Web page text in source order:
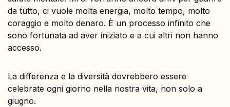
da tutto, ci vuole molta energia, molto tempo, molto
coraggio e molto denaro. È un processo infinito che
sono fortunata ad aver iniziato e a cui altri non hanno
accesso.
La differenza e la diversità dovrebbero essere
celebrate ogni giorno nella nostra vita, non solo a
giugno.